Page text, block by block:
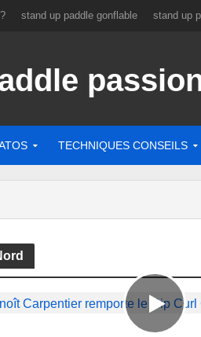
stand up paddle gonflable stand up
TECHNIQUES CONSEILS